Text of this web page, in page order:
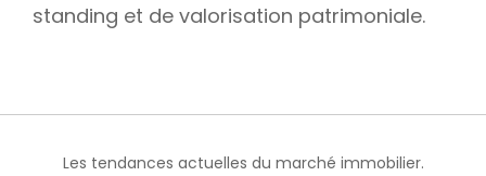
standing et de valorisation patrimoniale.
Les tendances actuelles du marché immobilier.